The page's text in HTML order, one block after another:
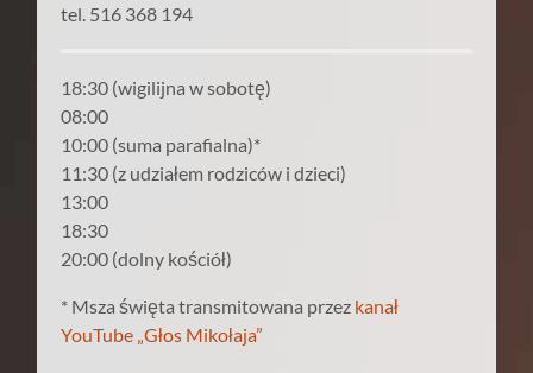
tel. 516 368 194
18:30 (wigilijna w sobotę)
08:00
10:00 (suma parafialna)*
11:30 (z udziałem rodziców i dzieci)
13:00
18:30
20:00 (dolny kościół)
* Msza święta transmitowana przez kanał
YouTube „Głos Mikołaja”